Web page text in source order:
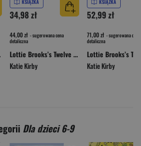
KSIĄŻKA
34,98 zł
44,00 zł - sugerowana cena
detaliczna
Lottie Brooks’s Twelve Disasters of Christmas
Katie Kirby
KSIĄŻKA
52,99 zł
71,00 zł - sugerowana cena
detaliczna
Katie Kirby
Dla dzieci 6-9